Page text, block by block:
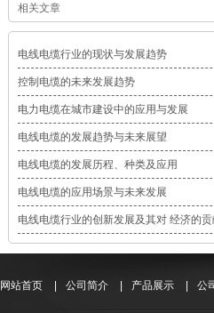
相关文章
电线电缆行业的现状与发展趋势
控制电缆的未来发展趋势
电力电缆在城市建设中的应用与发展
电线电缆的发展趋势与未来展望
电线电缆的发展历程、种类及应用
电线电缆的应用场景与未来发展
电线电缆行业的创新发展及其对 经济的
网站首页 | 公司简介 | 产品展示 | 公